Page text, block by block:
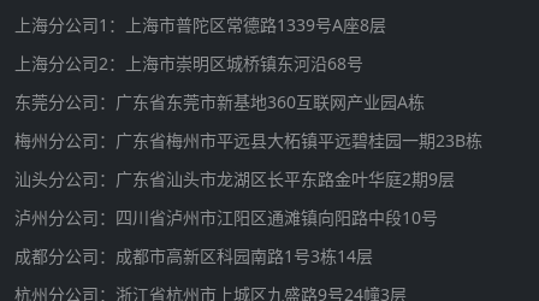
上海分公司1：上海市普陀区常德路1339号A座8层
上海分公司2：上海市崇明区城桥镇东河沿68号
东莞分公司：广东省东莞市新基地360互联网产业园A栋
梅州分公司：广东省梅州市平远县大柘镇平远碧桂园一期23B栋
汕头分公司：广东省汕头市龙湖区长平东路金叶华庭2期9层
泸州分公司：四川省泸州市江阳区通滩镇向阳路中段10号
成都分公司：成都市高新区科园南路1号3栋14层
杭州分公司：浙江省杭州市上城区九盛路9号24幢3层